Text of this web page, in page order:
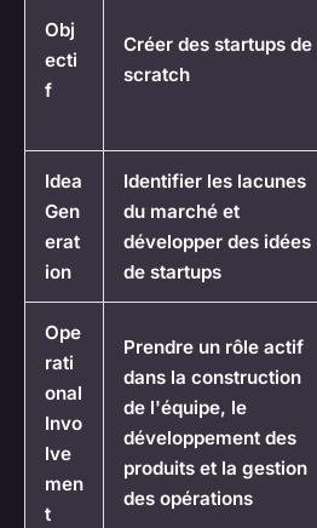
Obj
ecti
f
Créer des startups de
scratch
Idea
Gen
erat
ion
Identifier les lacunes
du marché et
développer des idées
de startups
Ope
rati
onal
Invo
lve
men
t
Prendre un rôle actif
dans la construction
de l'équipe, le
développement des
produits et la gestion
des opérations